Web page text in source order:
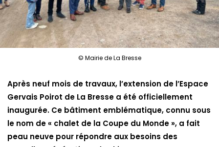
© Mairie de La Bresse
Après neuf mois de travaux, l’extension de l’Espace
Gervais Poirot de La Bresse a été officiellement
inaugurée. Ce bâtiment emblématique, connu sous
le nom de « chalet de la Coupe du Monde », a fait
peau neuve pour répondre aux besoins des